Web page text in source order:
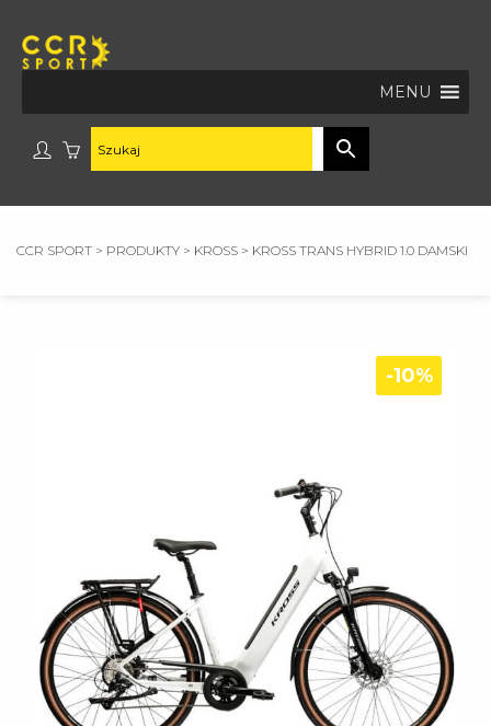
MENU
CCR SPORT > PRODUKTY > KROSS > KROSS TRANS HYBRID 1.0 DAMSKI
-10%